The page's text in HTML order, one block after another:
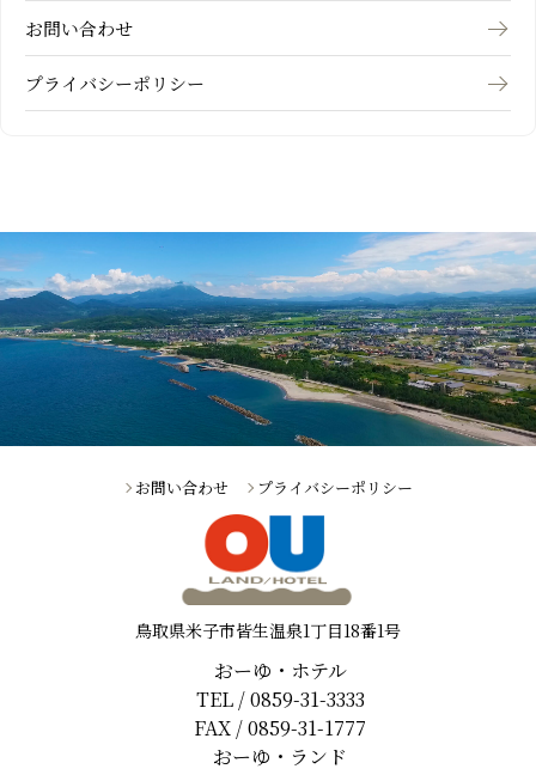
お問い合わせ
プライバシーポリシー
お問い合わせ プライバシーポリシー
鳥取県米子市皆生温泉1丁目18番1号
おーゆ・ホテル
TEL / 0859-31-3333
FAX / 0859-31-1777
おーゆ・ランド